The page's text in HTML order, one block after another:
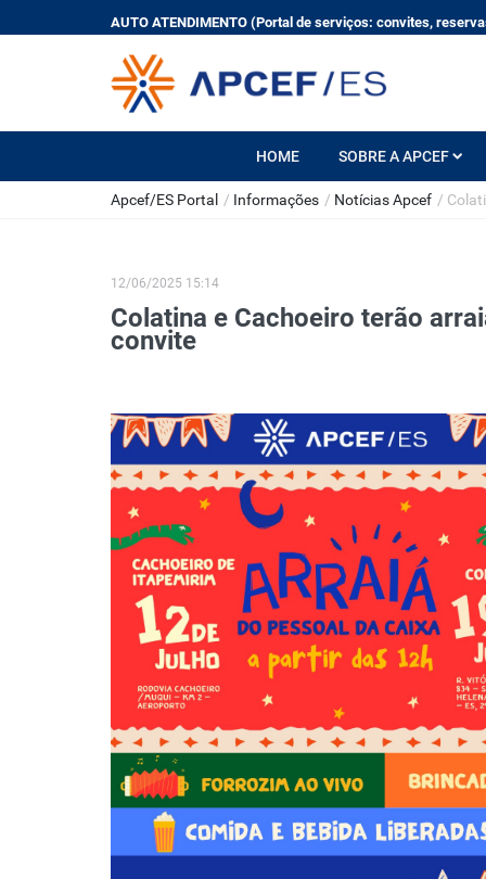
AUTO ATENDIMENTO (Portal de serviços: convites,
HOME SOBRE A APCEF
Apcef/ES Portal / Informações / Notícias Apcef /
12/06/2025 15:14
Colatina e Cachoeiro terão
convite